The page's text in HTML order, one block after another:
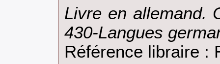
‎Livre en allemand.
430-Langues
Référence libraire :